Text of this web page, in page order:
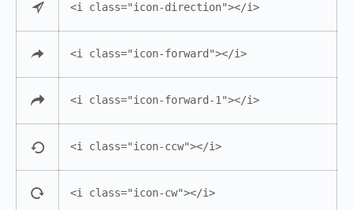
<i class="icon-direction"></i>
<i class="icon-forward"></i>
<i class="icon-forward-1"></i>
<i class="icon-ccw"></i>
<i class="icon-cw"></i>